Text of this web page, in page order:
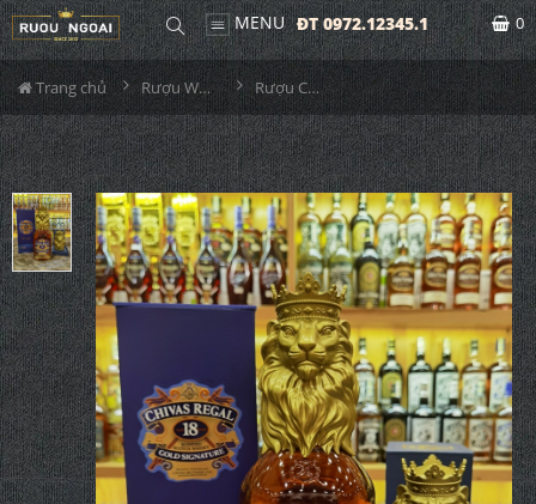
MENU ĐT 0972.12345.1 0
Trang chủ Rượu Whisky Rượu Chivas 18YO Gold Lion (Sư Tử)